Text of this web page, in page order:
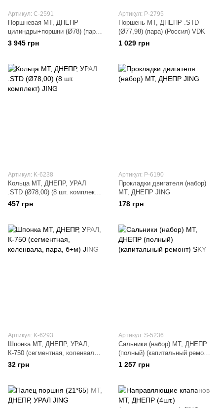
Артикул: C-2591
Поршневая МТ, ДНЕПР
цилиндры+поршни (Ø78) (пара)
(КИЕВ) EVO
3 945 грн
Артикул: P-2795
Поршень МТ, ДНЕПР .STD
(Ø77,98) (пара) (Россия) VDK
1 029 грн
Артикул: K-6238
Кольца МТ, ДНЕПР, УРАЛ
.STD (Ø78,00) (8 шт. комплект)
JING
457 грн
Артикул: P-6190
Прокладки двигателя (набор)
МТ, ДНЕПР JING
178 грн
Артикул: K-6293
Шпонка МТ, ДНЕПР, УРАЛ,
К-750 (сегментная, коленвала,
пара, б+м) JING
32 грн
Артикул: S-5236
Сальники (набор) МТ, ДНЕПР
(полный) (капитальный ремонт)
SKY
1 257 грн